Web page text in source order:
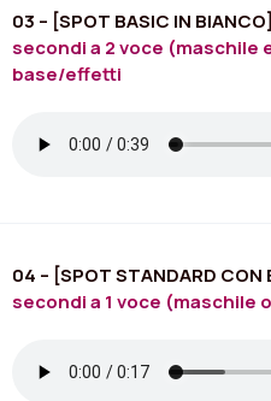
03 – [SPOT BASIC IN BIANCO]
secondi a 2 voce (maschile
base/effetti
04 – [SPOT STANDARD CON
secondi a 1 voce (maschile